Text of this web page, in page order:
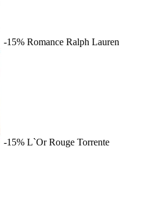
-15% Romance Ralph Lauren
-15% L`Or Rouge Torrente